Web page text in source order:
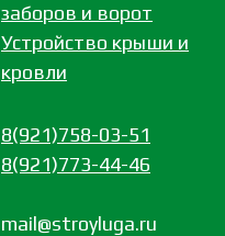
заборов и ворот
Устройство крыши и
кровли
8(921)758-03-51
8(921)773-44-46
mail@stroyluga.ru